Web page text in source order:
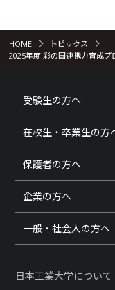
HOME
トピックス
2025年度 彩の国連携力育成プ
受験生の方へ
在校生・卒業生の方
保護者の方へ
企業の方へ
一般・社会人の方へ
日本工業大学について